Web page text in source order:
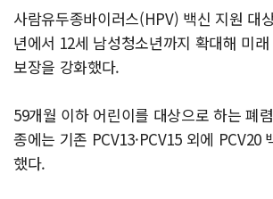
사람유두종바이러스(HPV) 백신 지원 대
년에서 12세 남성청소년까지 확대해 미
보장을 강화했다.
59개월 이하 어린이를 대상으로 하는 폐
종에는 기존 PCV13·PCV15 외에 PCV20
했다.